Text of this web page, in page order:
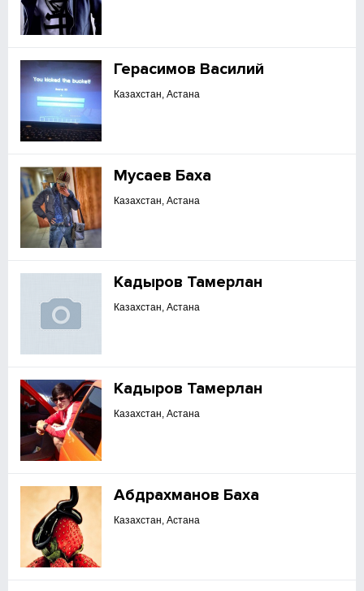
Герасимов Василий
Казахстан, Астана
Мусаев Баха
Казахстан, Астана
Кадыров Тамерлан
Казахстан, Астана
Кадыров Тамерлан
Казахстан, Астана
Абдрахманов Баха
Казахстан, Астана